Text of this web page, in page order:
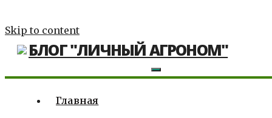
Skip to content
БЛОГ "ЛИЧНЫЙ АГРОНОМ"
Главная